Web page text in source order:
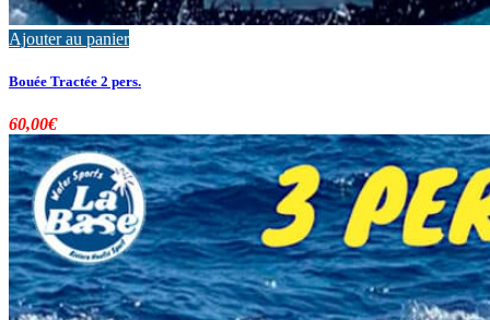
Ajouter au panier
Bouée Tractée 2 pers.
60,00€